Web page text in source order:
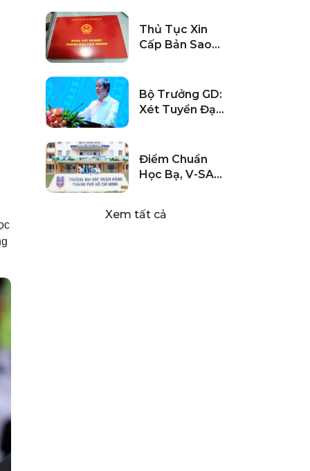
Thủ Tục Xin
Cấp Bản Sao
Bộ Trưởng GD:
Xét Tuyển Đại
Công Bằng
Điểm Chuẩn
Học Bạ, V-SAT
2024
Xem tất cả